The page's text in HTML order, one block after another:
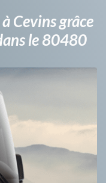
Cevins grâce
le 80480